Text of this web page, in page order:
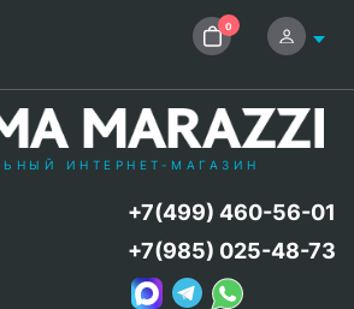
0
ИНТЕРНЕТ-МАГАЗИН
+7(499) 460-56-01
+7(985) 025-48-73